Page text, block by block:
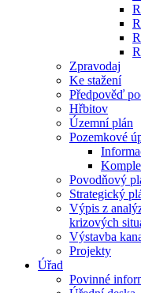
Zpravodaj
Ke stažení
Předpověď
Hřbitov
Územní plán
Pozemkové
Povodňový
Strategický
Výpis z
krizových
Výstavba
Projekty
Úřad
Povinné